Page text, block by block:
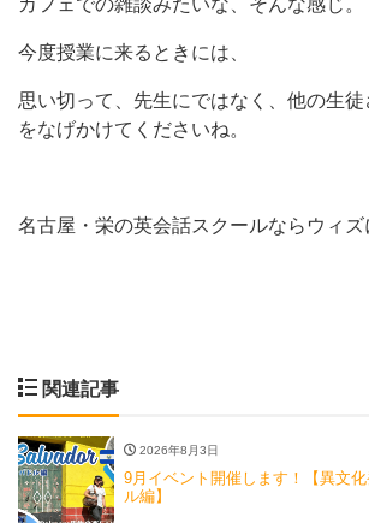
カフェでの雑談みたいな、そんな感じ。
今度授業に来るときには、
思い切って、先生にではなく、他の生
をなげかけてくださいね。
名古屋・栄の英会話スクールならウィズ
関連記事
2026年8月3日
9月イベント開催します！【異文
ル編】